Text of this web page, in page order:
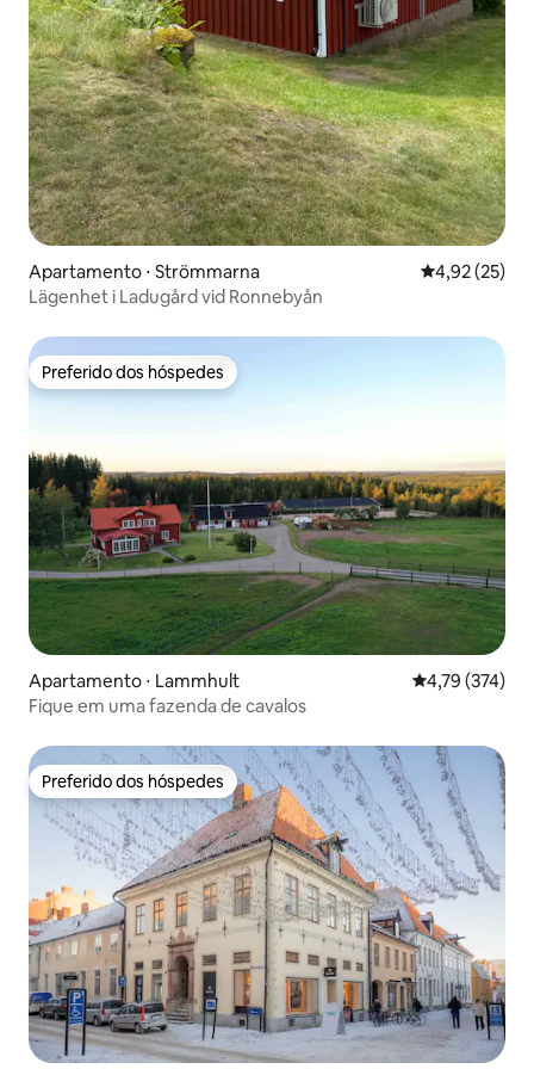
Apartamento ⋅ Strömmarna 4,92 de uma
4,92 (25)
Lägenhet i Ladugård vid Ronnebyån
Preferido dos hóspedes
Preferido dos hóspedes
Apartamento ⋅ Lammhult 4,79 de uma
4,79 (374)
Fique em uma fazenda de cavalos
Preferido dos hóspedes
Preferido dos hóspedes